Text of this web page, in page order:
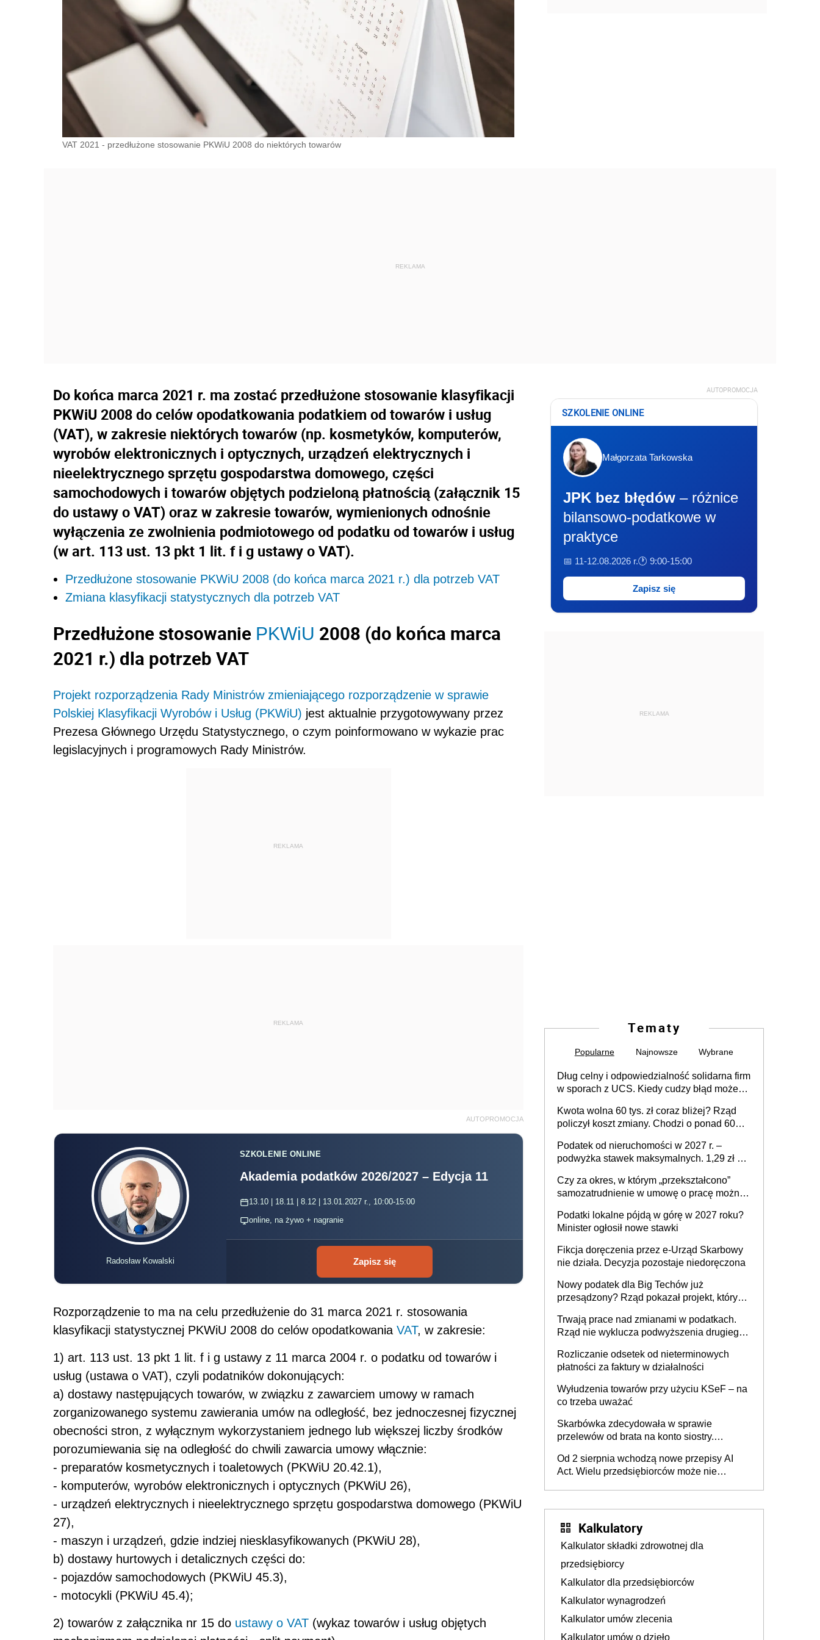
VAT 2021 - przedłużone stosowanie PKWiU 2008 do niektórych towarów
Do końca marca 2021 r. ma zostać przedłużone stosowanie klasyfikacji
PKWiU 2008 do celów opodatkowania podatkiem od towarów i usług
(VAT), w zakresie niektórych towarów (np. kosmetyków, komputerów,
wyrobów elektronicznych i optycznych, urządzeń elektrycznych i
nieelektrycznego sprzętu gospodarstwa domowego, części
samochodowych i towarów objętych podzieloną płatnością (załącznik 15
do ustawy o VAT) oraz w zakresie towarów, wymienionych odnośnie
wyłączenia ze zwolnienia podmiotowego od podatku od towarów i usług
(w art. 113 ust. 13 pkt 1 lit. f i g ustawy o VAT).
Przedłużone stosowanie PKWiU 2008 (do końca marca 2021 r.) dla potrzeb VAT
Zmiana klasyfikacji statystycznych dla potrzeb VAT
Przedłużone stosowanie PKWiU 2008 (do końca marca
2021 r.) dla potrzeb VAT
Projekt rozporządzenia Rady Ministrów zmieniającego rozporządzenie w sprawie
Polskiej Klasyfikacji Wyrobów i Usług (PKWiU) jest aktualnie przygotowywany przez
Prezesa Głównego Urzędu Statystycznego, o czym poinformowano w wykazie prac
legislacyjnych i programowych Rady Ministrów.
REKLAMA
REKLAMA
AUTOPROMOCJA
Radosław Kowalski
SZKOLENIE ONLINE
Akademia podatków 2026/2027 – Edycja 11
13.10 | 18.11 | 8.12 | 13.01.2027 r., 10:00-15:00
online, na żywo + nagranie
Zapisz się
Rozporządzenie to ma na celu przedłużenie do 31 marca 2021 r. stosowania
klasyfikacji statystycznej PKWiU 2008 do celów opodatkowania VAT, w zakresie:
1) art. 113 ust. 13 pkt 1 lit. f i g ustawy z 11 marca 2004 r. o podatku od towarów i
usług (ustawa o VAT), czyli podatników dokonujących:
a) dostawy następujących towarów, w związku z zawarciem umowy w ramach
zorganizowanego systemu zawierania umów na odległość, bez jednoczesnej fizycznej
obecności stron, z wyłącznym wykorzystaniem jednego lub większej liczby środków
porozumiewania się na odległość do chwili zawarcia umowy włącznie:
- preparatów kosmetycznych i toaletowych (PKWiU 20.42.1),
- komputerów, wyrobów elektronicznych i optycznych (PKWiU 26),
- urządzeń elektrycznych i nieelektrycznego sprzętu gospodarstwa domowego (PKWiU
27),
- maszyn i urządzeń, gdzie indziej niesklasyfikowanych (PKWiU 28),
b) dostawy hurtowych i detalicznych części do:
- pojazdów samochodowych (PKWiU 45.3),
- motocykli (PKWiU 45.4);
2) towarów z załącznika nr 15 do ustawy o VAT (wykaz towarów i usług objętych
AUTOPROMOCJA
SZKOLENIE ONLINE
Małgorzata Tarkowska
JPK bez błędów – różnice
bilansowo-podatkowe w
praktyce
📅 11-12.08.2026 r.🕐 9:00-15:00
Zapisz się
REKLAMA
Tematy
Popularne Najnowsze Wybrane
Dług celny i odpowiedzialność solidarna firm
w sporach z UCS. Kiedy cudzy błąd może
Kwota wolna 60 tys. zł coraz bliżej? Rząd
policzył koszt zmiany. Chodzi o ponad 60
Podatek od nieruchomości w 2027 r. –
podwyżka stawek maksymalnych. 1,29 zł za
budynków i lokali związanych z
prowadzeniem działalności gospodarczej
Czy za okres, w którym „przekształcono”
samozatrudnienie w umowę o pracę można
umowy cywilnoprawnej jedynym
racjonalnym wyjściem
Podatki lokalne pójdą w górę w 2027 roku?
Minister ogłosił nowe stawki
Fikcja doręczenia przez e-Urząd Skarbowy
nie działa. Decyzja pozostaje niedoręczona
Nowy podatek dla Big Techów już
przesądzony? Rząd pokazał projekt, który
Trwają prace nad zmianami w podatkach.
Rząd nie wyklucza podwyższenia drugiego
Rozliczanie odsetek od nieterminowych
płatności za faktury w działalności
Wyłudzenia towarów przy użyciu KSeF – na
co trzeba uważać
Skarbówka zdecydowała w sprawie
przelewów od brata na konto siostry.
darowizna, ale podatku jednak nie będzie
Od 2 sierpnia wchodzą nowe przepisy AI
Act. Wielu przedsiębiorców może nie
Kalkulatory
Kalkulator składki zdrowotnej dla
przedsiębiorcy
Kalkulator dla przedsiębiorców
Kalkulator wynagrodzeń
Kalkulator umów zlecenia
Kalkulator umów o dzieło